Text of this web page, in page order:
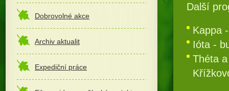
Dobrovolné akce
Archiv aktualit
Expediční práce
Další
Kappa
Ióta -
Théta